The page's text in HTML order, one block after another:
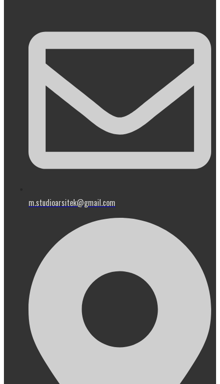
m.studioarsitek@gmail.com